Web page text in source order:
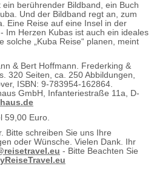
berührender Bildband, ein Buch
Und der Bildband regt an, zum
Eine Reise auf eine Insel in der
Im Herzen Kubas ist auch ein ideales
solche „Kuba Reise“ planen, meint
& Bert Hoffmann. Frederking &
320 Seiten, ca. 250 Abbildungen,
ISBN: 9-783954-162864.
GmbH, Infanteriestraße 11a, D-
59,00 Euro.
Bitte schreiben Sie uns Ihre
oder Wünsche. Vielen Dank. Ihr
- Bitte Beachten Sie